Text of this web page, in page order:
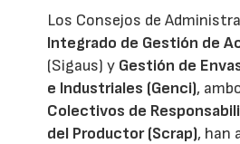
Los Consejos de
Integrado de Gestión de
(Sigaus) y Gestión de
e Industriales (Genci),
Colectivos de
del Productor (Scrap), han